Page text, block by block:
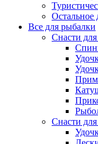
Остальное
Все для рыбалки
Снасти
Снасти